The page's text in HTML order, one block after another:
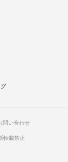
問い合わせ
転載禁止